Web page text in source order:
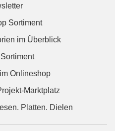
Sortiment
im Überblick
Onlineshop
Marktplatz
Platten. Dielen